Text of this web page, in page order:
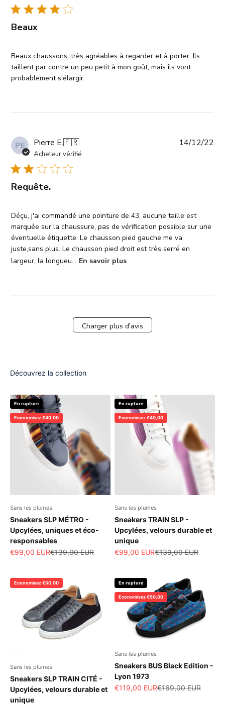
Beaux
Beaux chaussons, très agréables à regarder et à porter. Ils
taillent par contre un peu petit à mon goût, mais ils vont
probablement s'élargir.
PE Pierre E.🇫🇷
Acheteur vérifié
Requête.
Déçu, j'ai commandé une pointure de 43, aucune taille est
marquée sur la chaussure, pas de vérification possible sur une
éventuelle étiquette. Le chausson pied gauche me va
juste,sans plus. Le chausson pied droit est très serré en
largeur, la longueu... En savoir plus
14/12/22
Charger plus d'avis
Découvrez la collection
En rupture
Economisez €40,00
Sans les plumes
Sneakers SLP MÉTRO -
Upcylées, uniques et éco-
responsables
Prix de vente
€99,00 EURPrix normal
€139,00 EUR
En rupture
Economisez €40,00
Sans les plumes
Sneakers TRAIN SLP -
Upcylées, velours durable et
unique
Prix de vente
€99,00 EURPrix normal
€139,00 EUR
Economisez €50,00
Sans les plumes
Sneakers SLP TRAIN CITÉ -
Upcylées, velours durable et
unique
En rupture
Economisez €50,00
Sans les plumes
Sneakers BUS Black Edition -
Lyon 1973
Prix de vente
€119,00 EURPrix normal
€169,00 EUR